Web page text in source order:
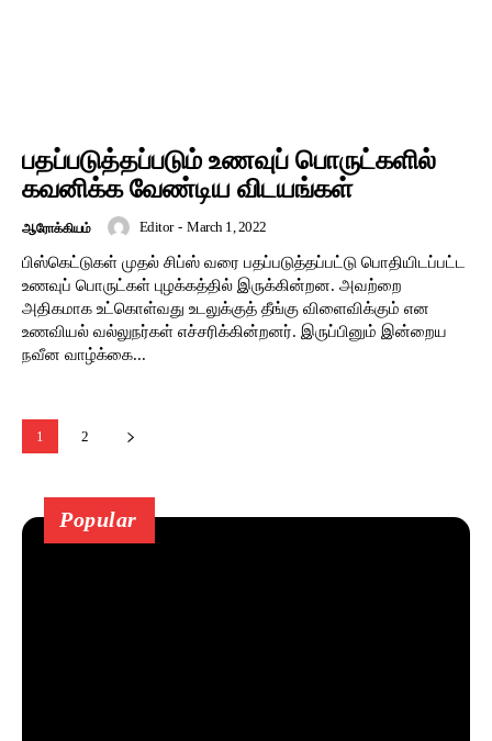
பதப்படுத்தப்படும் உணவுப் பொருட்களில்
கவனிக்க வேண்டிய விடயங்கள்
ஆரோக்கியம் Editor - March 1, 2022
பிஸ்கெட்டுகள் முதல் சிப்ஸ் வரை பதப்படுத்தப்பட்டு பொதியிடப்பட்ட
உணவுப் பொருட்கள் புழக்கத்தில் இருக்கின்றன. அவற்றை
அதிகமாக உட்கொள்வது உடலுக்குத் தீங்கு விளைவிக்கும் என
உணவியல் வல்லுநர்கள் எச்சரிக்கின்றனர். இருப்பினும் இன்றைய
நவீன வாழ்க்கை...
1 2
Popular